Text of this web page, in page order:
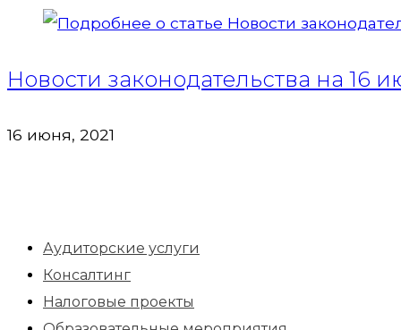
Новости законодательства на 16
16 июня, 2021
Аудиторские услуги
Консалтинг
Налоговые проекты